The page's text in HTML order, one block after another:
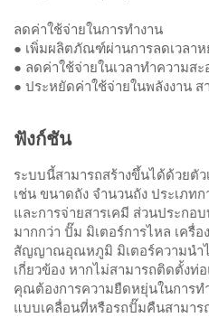
ลดค่าใช้จ่ายในการทำงาน
● เพิ่มผลิตภัณฑ์ผ่านการลดเวลาห
● ลดค่าใช้จ่ายในเวลาทำความส
● ประหยัดค่าใช้จ่ายในพลังงาน ส
ฟังก์ชัน
ระบบนี้สามารถสร้างขึ้นได้ด้วยตั
เช่น ขนาดถัง จำนวนถัง ประเภท
และการจ่ายสารเคมี ส่วนประกอ
มากกว่า ปั๊ม มิเตอร์การไหล เครื่
สัญญาณอุณหภูมิ มิเตอร์ความนำ
เกี่ยวข้อง หากไม่สามารถติดตั้งท่
คุณต้องการความยืดหยุ่นในการท
แบบเคลื่อนที่หรือรถปั๊มคืนสามาร